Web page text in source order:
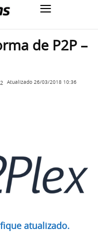
de P2P –
Atualizado 26/03/2018 10:36
atualizado.